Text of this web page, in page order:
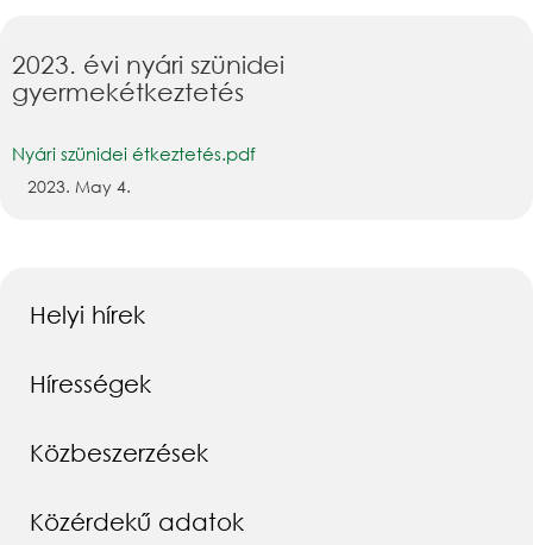
Helyi hírek
Hírességek
Közbeszerzések
Közérdekű adatok
2023. évi nyári szünidei
gyermekétkeztetés
Nyári szünidei étkeztetés.pdf
2023. May 4.